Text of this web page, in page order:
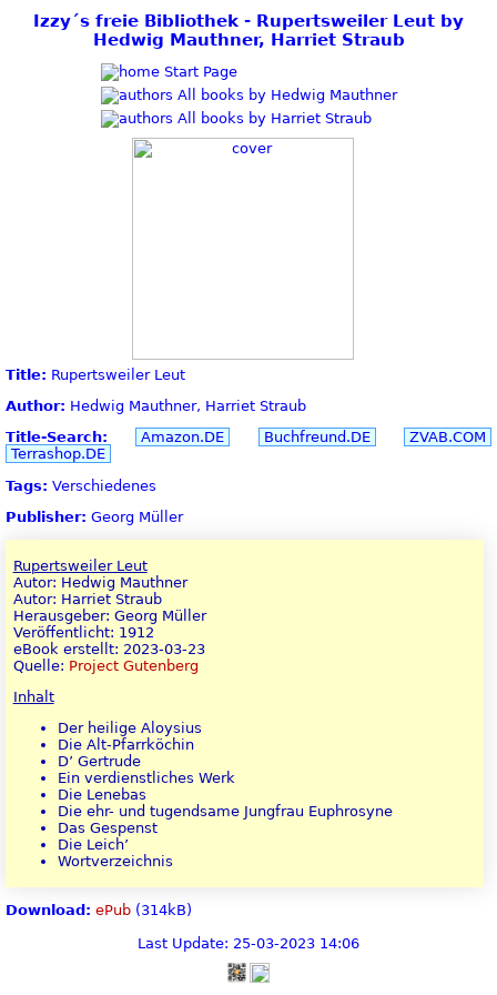
Izzy´s freie Bibliothek - Rupertsweiler Leut by
Hedwig Mauthner, Harriet Straub
Start Page
All books by Hedwig Mauthner
All books by Harriet Straub
Title: Rupertsweiler Leut
Author: Hedwig Mauthner, Harriet Straub
Title-Search:
Amazon.DE Buchfreund.DE
ZVAB.COM
Terrashop.DE
Tags: Verschiedenes
Publisher: Georg Müller
Rupertsweiler Leut
Autor: Hedwig Mauthner
Autor: Harriet Straub
Herausgeber: Georg Müller
Veröffentlicht: 1912
eBook erstellt: 2023-03-23
Quelle: Project Gutenberg
Inhalt
Der heilige Aloysius
Die Alt-Pfarrköchin
D’ Gertrude
Ein verdienstliches Werk
Die Lenebas
Die ehr- und tugendsame Jungfrau Euphrosyne
Das Gespenst
Die Leich’
Wortverzeichnis
Download: ePub (314kB)
Last Update: 25-03-2023 14:06